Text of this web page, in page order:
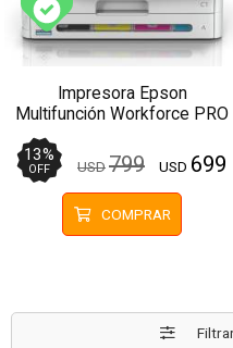
Envío gratis (Ver
Impresora Epson
Multifunción Workforce PRO
WF-C5890 - Wifi, Red,
Doble Cara, Fax
13%
OFF USD799 USD 699
COMPRAR